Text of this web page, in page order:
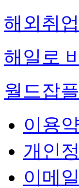
해외취
해일로
월드잡
이용
개인
이메